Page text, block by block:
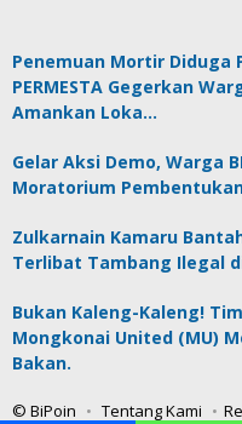
Penemuan Mortir Diduga
PERMESTA Gegerkan
Amankan Loka…
Gelar Aksi Demo, Warga
Moratorium
Zulkarnain Kamaru
Terlibat Tambang Ilegal
Bukan Kaleng-Kaleng!
Mongkonai United (MU)
Bakan.
© BiPoin Tentang Kami